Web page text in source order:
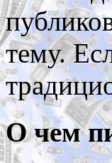
тему.
О чем